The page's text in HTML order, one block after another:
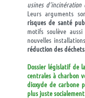
usines
Leurs arguments
risques de santé
motifs soulève
nouvelles
réduction des
Dossier législatif de
centrales à charbon
dioxyde de carbone
plus juste socialement